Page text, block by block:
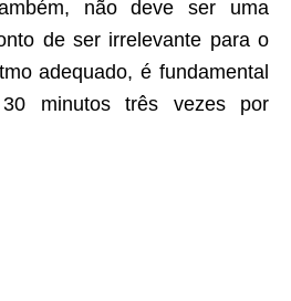
não deve ser uma
de ser irrelevante para o
adequado, é fundamental
minutos três vezes por